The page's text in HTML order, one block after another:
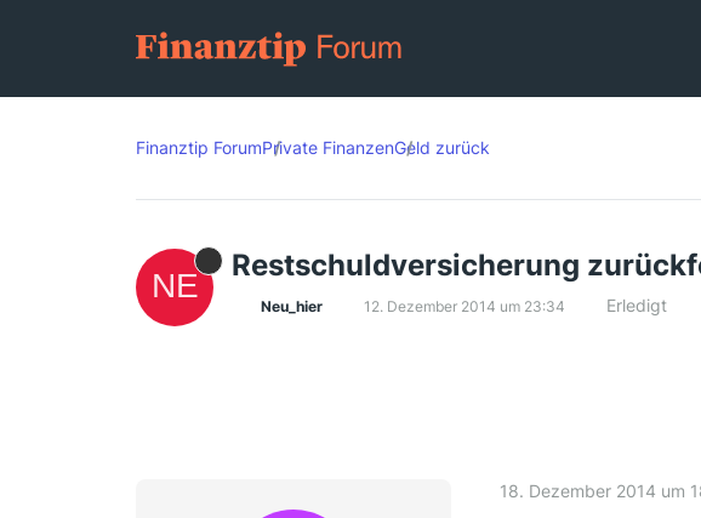
Finanztip ForumPrivate FinanzenGeld zurück
Restschuldversicherung
Neu_hier 12. Dezember 2014 um 23:34 Erledigt
18. Dezember 2014 um